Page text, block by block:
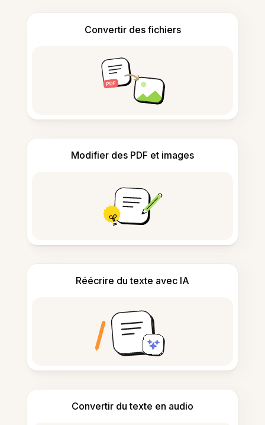
Convertir des fichiers
Modifier des PDF et images
Réécrire du texte avec IA
Convertir du texte en audio